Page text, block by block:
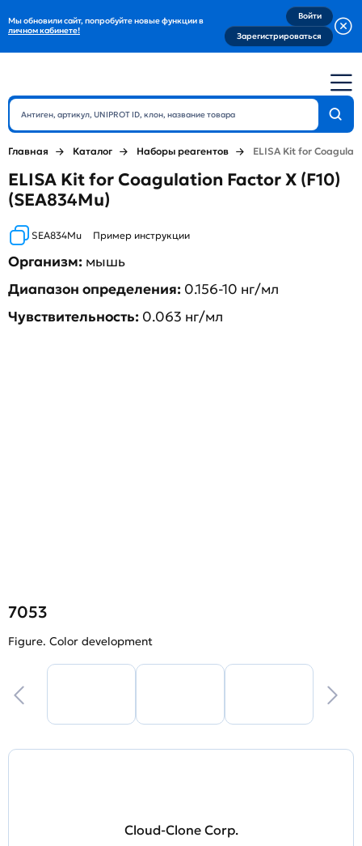
Мы обновили сайт, попробуйте новые функции в
личном кабинете!
Войти
Зарегистрироваться
Главная Каталог Наборы реагентов ELISA Kit for
ELISA Kit for Coagulation Factor X (F10)
(SEA834Mu)
SEA834Mu Пример инструкции
Организм: мышь
Диапазон определения: 0.156-10 нг/мл
Чувствительность: 0.063 нг/мл
7053
Figure. Color development
Cloud-Clone Corp.